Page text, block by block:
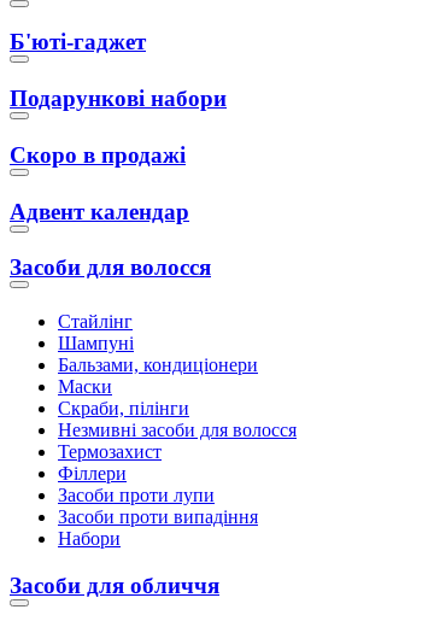
Б'юті-гаджет
Подарункові набори
Скоро в продажі
Адвент календар
Засоби для волосся
Стайлінг
Шампуні
Бальзами, кондиціонери
Маски
Скраби, пілінги
Незмивні засоби для волосся
Термозахист
Філлери
Засоби проти лупи
Засоби проти випадіння
Набори
Засоби для обличчя